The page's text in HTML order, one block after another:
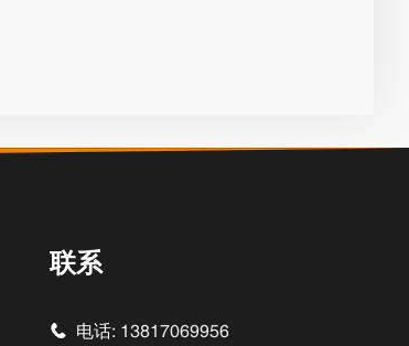
联系
 电话: 13817069956